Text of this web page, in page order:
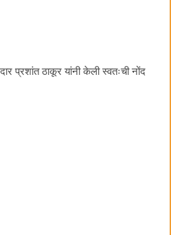
प्रशांत ठाकूर यांनी केली स्वतःची नोंद